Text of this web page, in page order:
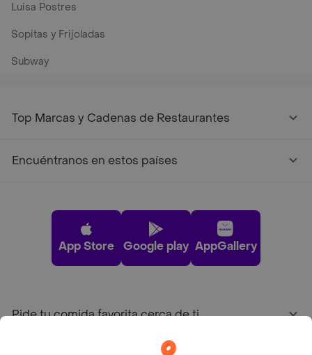
Luisa Postres
Sopitas y Frijoladas
Subway
Top Marcas y Cadenas de Restaurantes
Encuéntranos en estos países
App Store Google play AppGallery
Pide tu comida favorita cerca de ti